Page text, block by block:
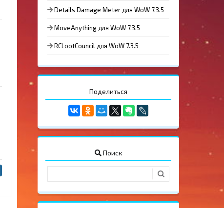
Details Damage Meter для WoW 7.3.5
MoveAnything для WoW 7.3.5
RCLootCouncil для WoW 7.3.5
Поделиться
Поиск